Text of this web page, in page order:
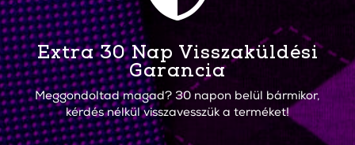
Extra 30 Nap Visszaküldési
Garancia
Meggondoltad magad? 30 napon belül bármikor,
kérdés nélkül visszavesszük a terméket!